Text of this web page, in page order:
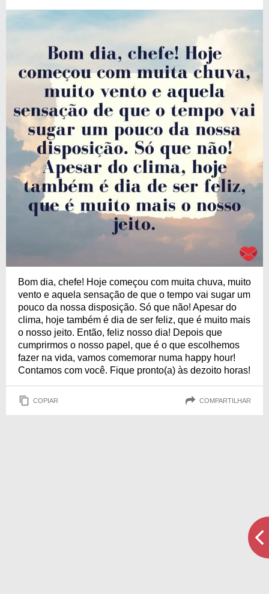
Bom dia, chefe! Hoje começou com muita chuva, muito
vento e aquela sensação de que o tempo vai sugar um
pouco da nossa disposição. Só que não! Apesar do
clima, hoje também é dia de ser feliz, que é muito mais
o nosso jeito. Então, feliz nosso dia! Depois que
cumprirmos o nosso papel, que é o que escolhemos
fazer na vida, vamos comemorar numa happy hour!
Contamos com você. Fique pronto(a) às dezoito horas!
COPIAR COMPARTILHAR